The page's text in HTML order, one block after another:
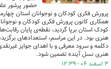
حضور پرشور
پرورش فکری کودکان و نوجوانان استان
همکاری کانون پرورش فکری کودکان و
کودک استان برپا گردید، نقطه‌ی پایان
هنری بود. در این مراسم، استعدادهای
دکلمه و سرود معرفی و با اهدای جوایز
هنری نسل آینده تضمین شود.
۳ اسفند ۰۴ - ۱۲:۳۹